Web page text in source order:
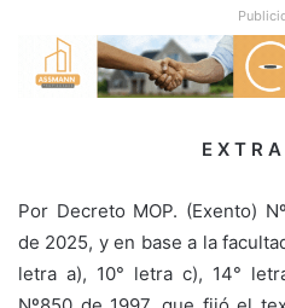
E X T R
Por Decreto MOP. (Exento)
de 2025, y en base a la
letra a), 10° letra c), 14°